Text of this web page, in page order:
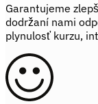
Garantujeme
dodržaní nami
plynulosť kurzu,